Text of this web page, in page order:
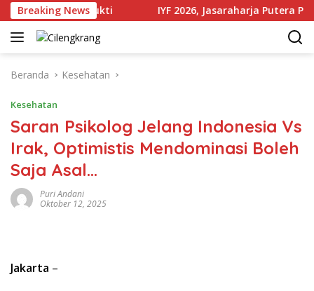
Langsung
ke
konten
Breaking News
Produk Bukti IYF 2026, Jasaraharja Putera
Beranda Kesehatan
Kesehatan
Saran Psikolog Jelang Indonesia Vs
Irak, Optimistis Mendominasi Boleh
Saja Asal…
Puri Andani
Oktober 12, 2025
Jakarta –